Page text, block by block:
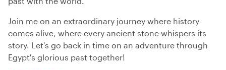
Join me on an extraordinary journey where history
comes alive, where every ancient stone whispers its
story. Let's go back in time on an adventure through
Egypt's glorious past together!